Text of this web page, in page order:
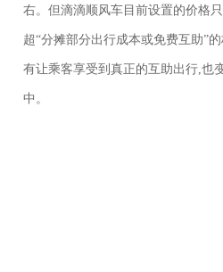
右。但滴滴顺风车目前设置的价格
超“分摊部分出行成本或免费互助”
有让乘客享受到真正的互助出行,也
中。